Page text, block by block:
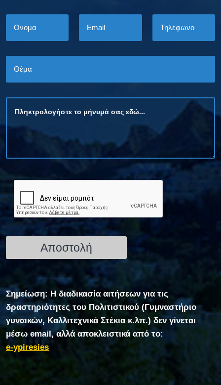
Σημείωση: Η διαδικασία αιτήσεων για τις
δραστηριότητες του Πολιτιστικού (Γυμναστήριο
γυναικών, Καλλιτεχνικά Στέκια κ.λπ.) δεν γίνεται
μέσω email, αλλά αποκλειστικά από το:
e-ypiresies